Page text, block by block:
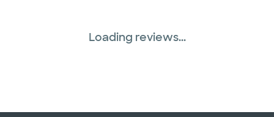
Loading reviews...